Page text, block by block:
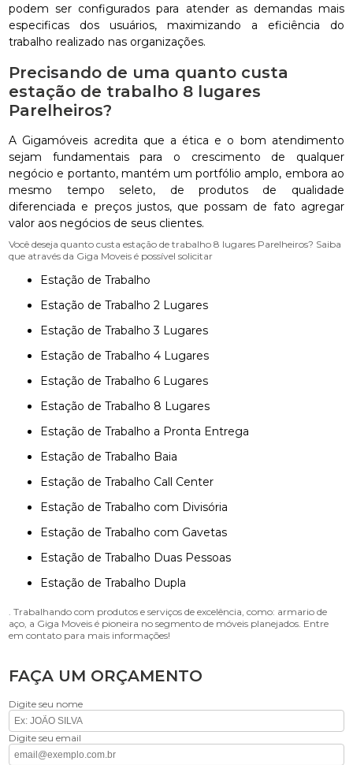
podem ser configurados para atender as demandas mais
especificas dos usuários, maximizando a eficiência do
trabalho realizado nas organizações.
Precisando de uma quanto custa
estação de trabalho 8 lugares
Parelheiros?
A Gigamóveis acredita que a ética e o bom atendimento
sejam fundamentais para o crescimento de qualquer
negócio e portanto, mantém um portfólio amplo, embora ao
mesmo tempo seleto, de produtos de qualidade
diferenciada e preços justos, que possam de fato agregar
valor aos negócios de seus clientes.
Você deseja quanto custa estação de trabalho 8 lugares Parelheiros? Saiba
que através da Giga Moveis é possível solicitar
Estação de Trabalho
Estação de Trabalho 2 Lugares
Estação de Trabalho 3 Lugares
Estação de Trabalho 4 Lugares
Estação de Trabalho 6 Lugares
Estação de Trabalho 8 Lugares
Estação de Trabalho a Pronta Entrega
Estação de Trabalho Baia
Estação de Trabalho Call Center
Estação de Trabalho com Divisória
Estação de Trabalho com Gavetas
Estação de Trabalho Duas Pessoas
Estação de Trabalho Dupla
. Trabalhando com produtos e serviços de excelência, como: armario de
aço, a Giga Moveis é pioneira no segmento de móveis planejados. Entre
em contato para mais informações!
FAÇA UM ORÇAMENTO
Digite seu nome
Digite seu email